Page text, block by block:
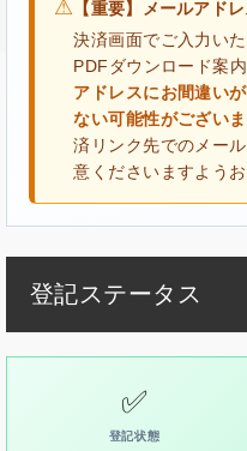
⚠ 【重要】メールアド
決済画面でご入力い
PDFダウンロード案
アドレスにお間違い
ない可能性がござい
済リンク先でのメー
意くださいますよう
登記ステータス
✅
登記状態